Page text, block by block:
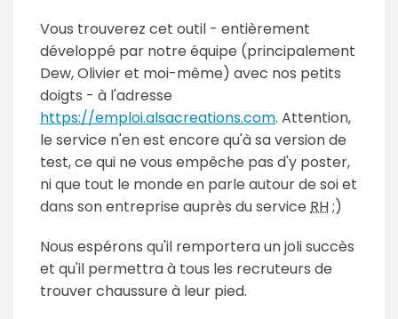
Vous trouverez cet outil - entièrement
développé par notre équipe (principalement
Dew, Olivier et moi-même) avec nos petits
doigts - à l'adresse
https://emploi.alsacreations.com. Attention,
le service n'en est encore qu'à sa version de
test, ce qui ne vous empêche pas d'y poster,
ni que tout le monde en parle autour de soi et
dans son entreprise auprès du service RH;)
Nous espérons qu'il remportera un joli succès
et qu'il permettra à tous les recruteurs de
trouver chaussure à leur pied.